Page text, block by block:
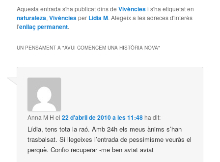
Aquesta entrada s'ha publicat dins deVivènciesi s'ha etiquetat en
naturaleza,Vivènciesper Lidia M. Afegeix a les adreces d'interès
l'enllaç permanent.
UN PENSAMENT A "AVUI COMENCEM UNA HISTÒRIA NOVA"
Anna M H el22 d'abril de 2010 a les 11:48ha dit:
Lídia, tens tota la raó. Amb 24h els meus ànims s’han
trasbalsat. Si llegeixes l’entrada de pessimisme veuràs el
perquè. Confio recuperar -me ben aviat aviat